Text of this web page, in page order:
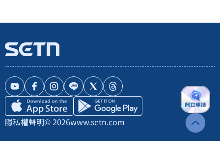
隱私權聲明© 2026www.setn.com